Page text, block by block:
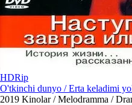
HDRip
O'tkinchi dunyo / Erta keladimi
2019 Kinolar / Melodramma /